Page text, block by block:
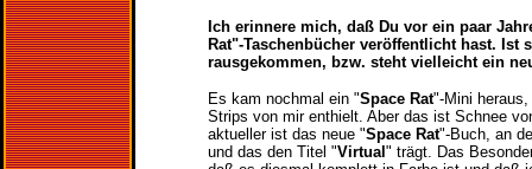
Ich erinnere mich, daß Du vor ein paar
Rat"-Taschenbücher veröffentlicht hast. Ist
rausgekommen, bzw. steht vielleicht ein
Es kam nochmal ein "Space Rat"-Mini
Strips von mir enthielt. Aber das ist Schnee
aktueller ist das neue "Space Rat"-Buch, an
und das den Titel "Virtual " trägt. Das